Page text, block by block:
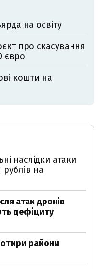
на освіту
про скасування
євро
кошти на
наслідки атаки
на
атак дронів
дефіциту
райони